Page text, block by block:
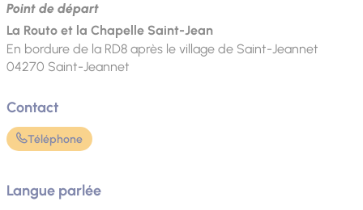
Point de départ
La Routo et la Chapelle Saint-Jean
En bordure de la RD8 après le village de Saint-Jeannet
04270 Saint-Jeannet
Contact
Téléphone
Langue parlée